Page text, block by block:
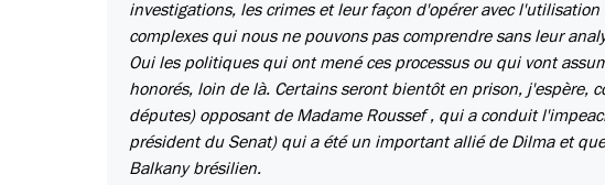
investigations, les crimes et leur façon d'opérer avec
complexes qui nous ne pouvons pas comprendre sans leur
Oui les politiques qui ont mené ces processus ou qui vont
honorés, loin de là. Certains seront bientôt en prison, j'espère,
députes) opposant de Madame Roussef , qui a conduit
président du Senat) qui a été un important allié de Dilma et
Balkany brésilien.